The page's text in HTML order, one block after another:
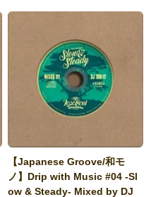
【Japanese Groove/和モ
ノ】Drip with Music #04 -Sl
ow & Steady- Mixed by DJ